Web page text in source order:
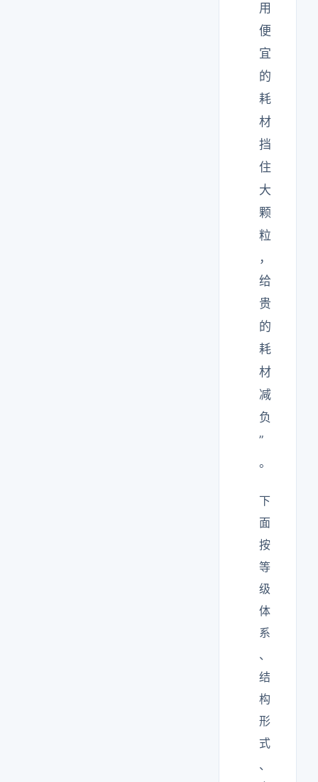
用
便
宜
的
耗
材
挡
住
大
颗
粒
，
给
贵
的
耗
材
减
负
”
。
下
面
按
等
级
体
系
、
结
构
形
式
、